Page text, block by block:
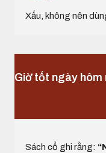
Xấu, không nên
Giờ tốt ngày hôm
Sách cổ ghi rằng: